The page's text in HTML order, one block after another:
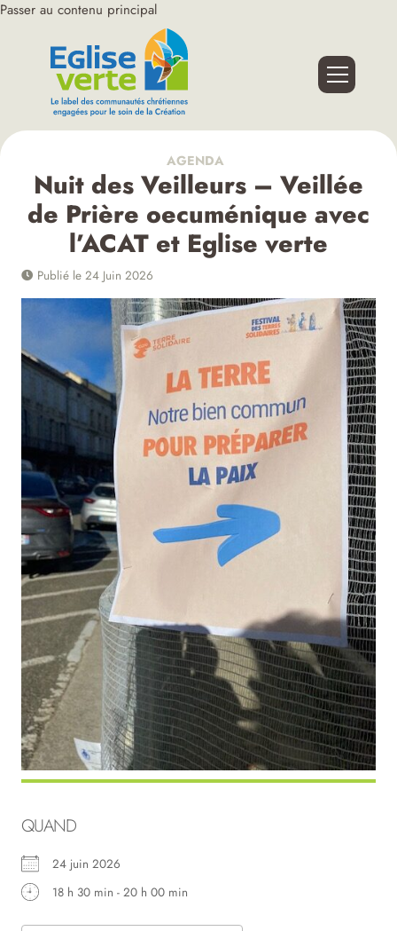
Passer au contenu principal
AGENDA
Nuit des Veilleurs – Veillée
de Prière oecuménique avec
l’ACAT et Eglise verte
Publié le 24 Juin 2026
QUAND
24 juin 2026
18 h 30 min - 20 h 00 min